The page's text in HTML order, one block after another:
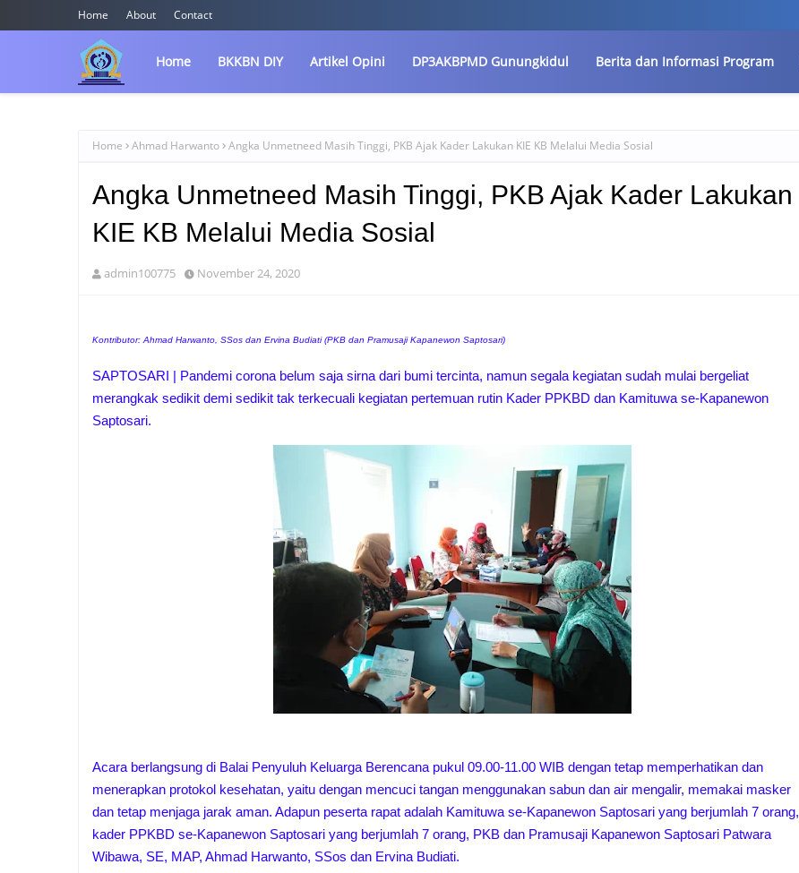
Home About Contact
Home BKKBN DIY Artikel Opini DP3AKBPMD Gunungkidul Berita dan Informasi Program
Home Ahmad Harwanto Angka Unmetneed Masih Tinggi, PKB Ajak Kader Lakukan KIE KB Melalui Media Sosial
Angka Unmetneed Masih Tinggi, PKB Ajak Kader Lakukan
KIE KB Melalui Media Sosial
admin100775 November 24, 2020
Kontributor: Ahmad Harwanto, SSos dan Ervina Budiati (PKB dan Pramusaji Kapanewon Saptosari)
SAPTOSARI | Pandemi corona belum saja sirna dari bumi tercinta, namun segala kegiatan sudah mulai bergeliat
merangkak sedikit demi sedikit tak terkecuali kegiatan pertemuan rutin Kader PPKBD dan Kamituwa se-Kapanewon
Saptosari.
Acara berlangsung di Balai Penyuluh Keluarga Berencana pukul 09.00-11.00 WIB dengan tetap memperhatikan dan
menerapkan protokol kesehatan, yaitu dengan mencuci tangan menggunakan sabun dan air mengalir, memakai masker
dan tetap menjaga jarak aman. Adapun peserta rapat adalah Kamituwa se-Kapanewon Saptosari yang berjumlah 7 orang,
kader PPKBD se-Kapanewon Saptosari yang berjumlah 7 orang, PKB dan Pramusaji Kapanewon Saptosari Patwara
Wibawa, SE, MAP, Ahmad Harwanto, SSos dan Ervina Budiati.